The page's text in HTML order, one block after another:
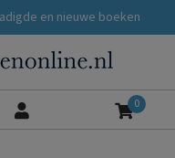
en nieuwe boeken
0